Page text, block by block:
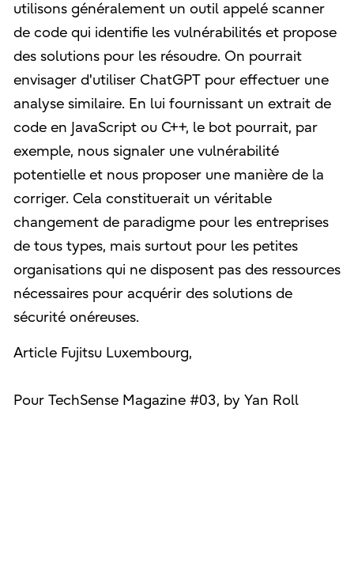
utilisons généralement un outil appelé scanner
de code qui identifie les vulnérabilités et propose
des solutions pour les résoudre. On pourrait
envisager d'utiliser ChatGPT pour effectuer une
analyse similaire. En lui fournissant un extrait de
code en JavaScript ou C++, le bot pourrait, par
exemple, nous signaler une vulnérabilité
potentielle et nous proposer une manière de la
corriger. Cela constituerait un véritable
changement de paradigme pour les entreprises
de tous types, mais surtout pour les petites
organisations qui ne disposent pas des ressources
nécessaires pour acquérir des solutions de
sécurité onéreuses.
Article Fujitsu Luxembourg,
Pour TechSense Magazine #03, by Yan Roll